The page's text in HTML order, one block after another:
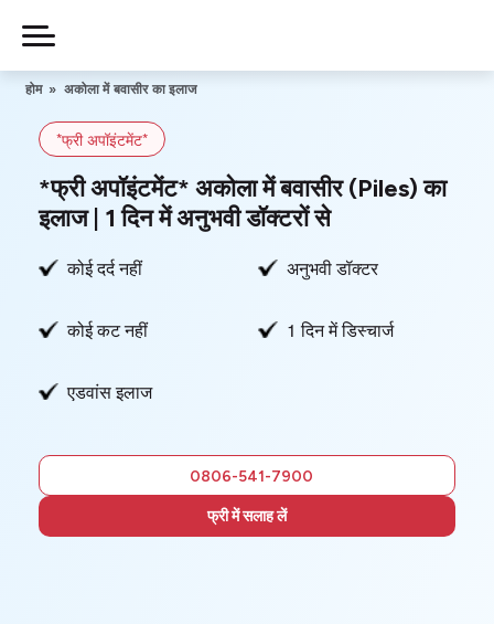
content
Piles
हमारे बारे में
हमसे संपर्क करें
फ्री में सलाह
लें
होम » अकोला में बवासीर का इलाज
*फ्री अपॉइंटमेंट*
*फ्री अपॉइंटमेंट* अकोला में बवासीर (Piles) का
इलाज | 1 दिन में अनुभवी डॉक्टरों से
कोई दर्द नहीं अनुभवी डॉक्टर
कोई कट नहीं 1 दिन में डिस्चार्ज
एडवांस इलाज
0806-541-7900
फ्री में सलाह लें